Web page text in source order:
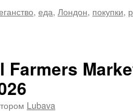
, еда, Лондон, покупки,
Farmers
Lubava